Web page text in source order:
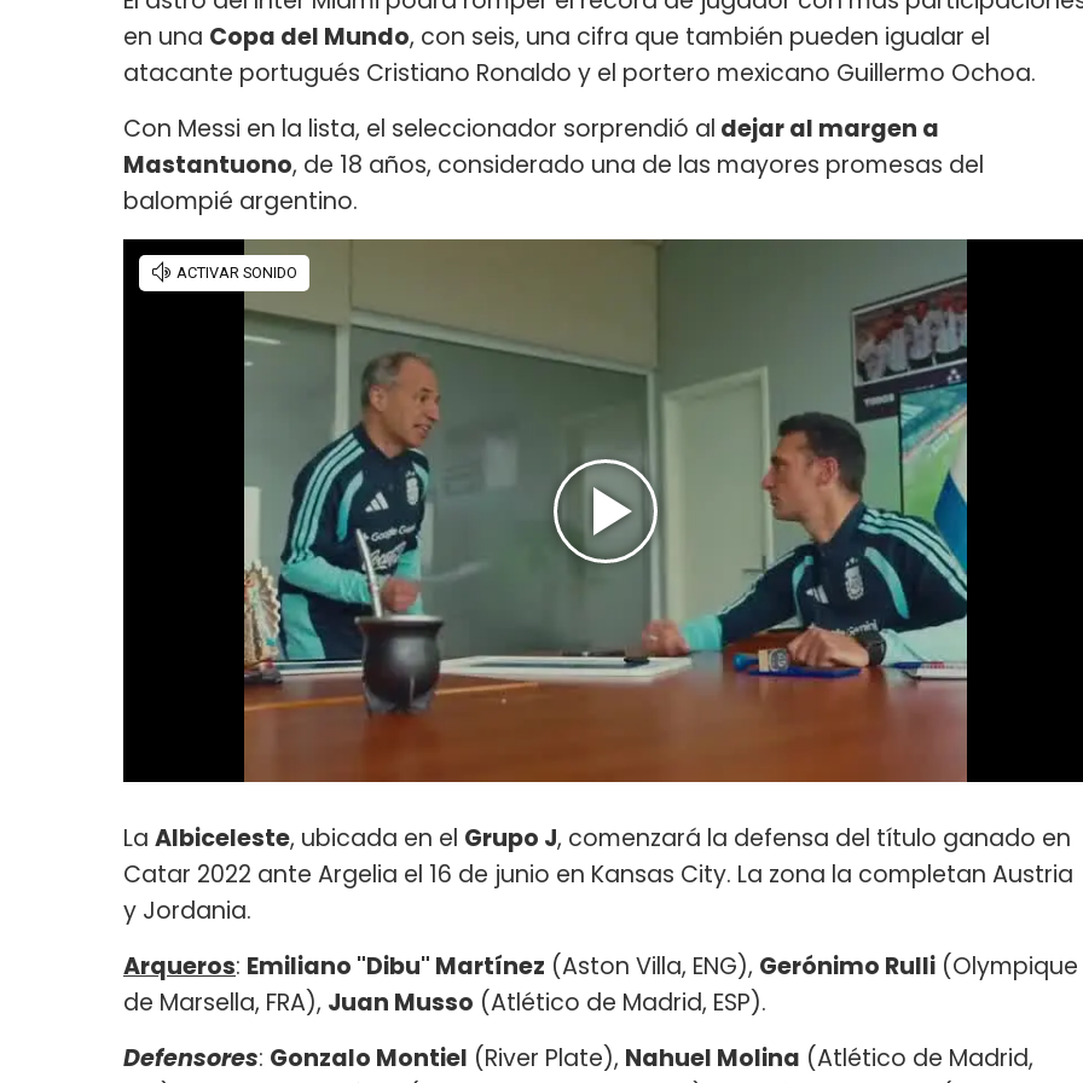
en una Copa del Mundo, con seis, una cifra que también pueden igualar el
atacante portugués Cristiano Ronaldo y el portero mexicano Guillermo Ochoa.
Con Messi en la lista, el seleccionador sorprendió al dejar al margen a
Mastantuono, de 18 años, considerado una de las mayores promesas del
balompié argentino.
La Albiceleste, ubicada en el Grupo J, comenzará la defensa del título ganado en
Catar 2022 ante Argelia el 16 de junio en Kansas City. La zona la completan Austria
y Jordania.
Arqueros: Emiliano "Dibu" Martínez (Aston Villa, ENG), Gerónimo Rulli (Olympique
de Marsella, FRA), Juan Musso (Atlético de Madrid, ESP).
Defensores: Gonzalo Montiel (River Plate), Nahuel Molina (Atlético de Madrid,